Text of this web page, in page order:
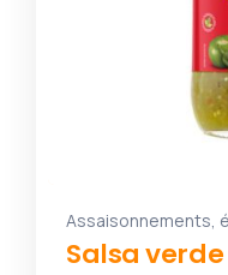
Assaisonnements,
Salsa verde